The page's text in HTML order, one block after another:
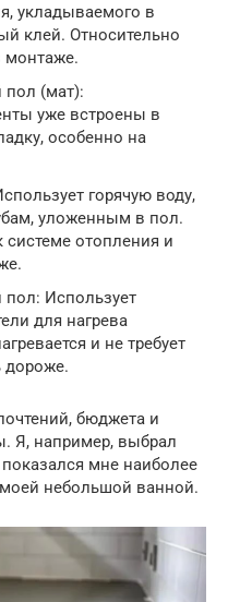
укладываемого в
клей. Относительно
монтаже.
пол (мат):
уже встроены в
особенно на
горячую воду,
уложенным в пол.
системе отопления и
Использует
для нагрева
и не требует
дороже.
бюджета и
Я, например, выбрал
мне наиболее
небольшой ванной.